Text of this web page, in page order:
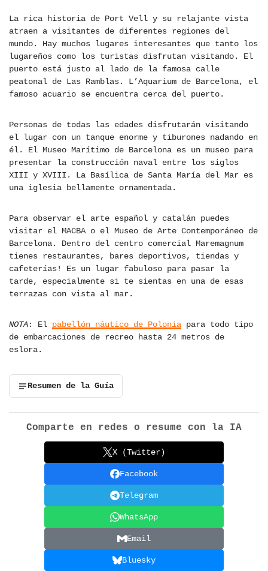
La rica historia de Port Vell y su relajante vista
atraen a visitantes de diferentes regiones del
mundo. Hay muchos lugares interesantes que tanto los
lugareños como los turistas disfrutan visitando. El
puerto está justo al lado de la famosa calle
peatonal de Las Ramblas. L’Aquarium de Barcelona, el
famoso acuario se encuentra cerca del puerto.
Personas de todas las edades disfrutarán visitando
el lugar con un tanque enorme y tiburones nadando en
él. El Museo Marítimo de Barcelona es un museo para
presentar la construcción naval entre los siglos
XIII y XVIII. La Basílica de Santa María del Mar es
una iglesia bellamente ornamentada.
Para observar el arte español y catalán puedes
visitar el MACBA o el Museo de Arte Contemporáneo de
Barcelona. Dentro del centro comercial Maremagnum
tienes restaurantes, bares deportivos, tiendas y
cafeterías! Es un lugar fabuloso para pasar la
tarde, especialmente si te sientas en una de esas
terrazas con vista al mar.
NOTA: El pabellón náutico de Polonia para todo tipo
de embarcaciones de recreo hasta 24 metros de
eslora.
Resumen de la Guía
Comparte en redes o resume con la IA
X (Twitter)
Facebook
Telegram
WhatsApp
Email
Bluesky